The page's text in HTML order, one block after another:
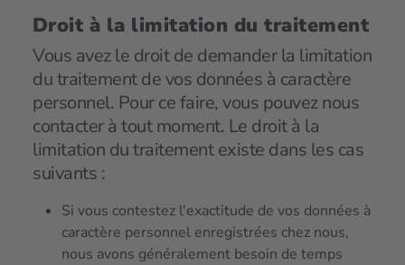
Droit à la limitation du traitement
Vous avez le droit de demander la limitation
du traitement de vos données à caractère
personnel. Pour ce faire, vous pouvez nous
contacter à tout moment. Le droit à la
limitation du traitement existe dans les cas
suivants :
Si vous contestez l'exactitude de vos données à
caractère personnel enregistrées chez nous,
nous avons généralement besoin de temps